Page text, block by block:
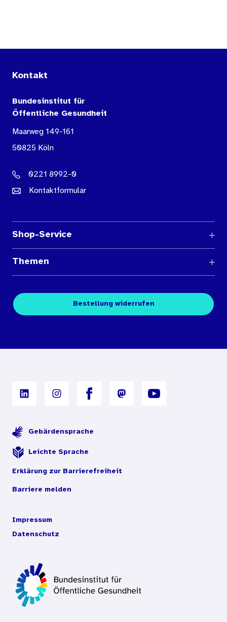
Kontakt
Bundesinstitut für
Öffentliche Gesundheit
Maarweg 149-161
50825 Köln
0221 8992-0
Kontaktformular
Shop-Service
Medienübersichten
Kontakt
Themen
Fachpublikationen
Digitales Archiv
Bestellung widerrufen
Gebärdensprache
Leichte Sprache
Erklärung zur Barrierefreiheit
Barriere melden
Impressum
Datenschutz